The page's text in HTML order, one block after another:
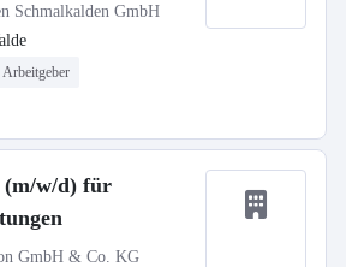
Schmalkalden GmbH
(m/w/d) für
GmbH & Co. KG